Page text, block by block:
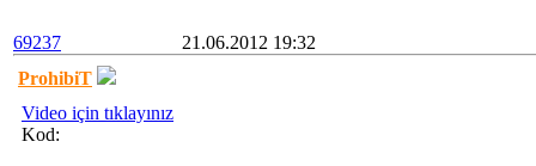
69237
21.06.2012 19:32
ProhibiT
Video için tıklayınız
Kod: